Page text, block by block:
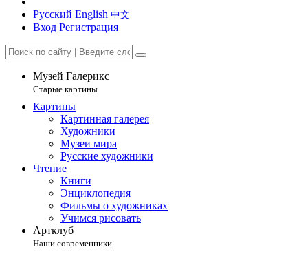
Русский English 中文
Вход Регистрация
Музей Галерикс
Старые картины
Картины
Картинная галерея
Художники
Музеи мира
Русские художники
Чтение
Книги
Энциклопедия
Фильмы о художниках
Учимся рисовать
Артклуб
Наши современники